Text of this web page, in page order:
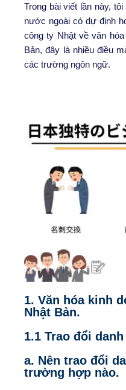
Trong bài viết lần này,
nước ngoài có dự định
công ty Nhật về văn
Bản, đây là nhiều điều
các trường ngôn ngữ.
1. Văn hóa kinh
Nhật Bản.
1.1 Trao đổi
a. Nên trao đổi
trường hợp nào.